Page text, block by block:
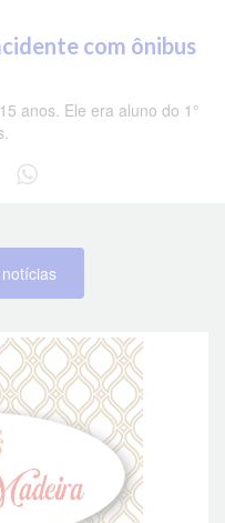
com ônibus
anos. Ele era aluno do 1°